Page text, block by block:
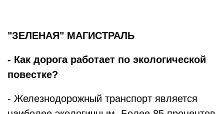
"ЗЕЛЕНАЯ" МАГИСТРАЛЬ
- Как дорога работает по экологической
повестке?
- Железнодорожный транспорт является